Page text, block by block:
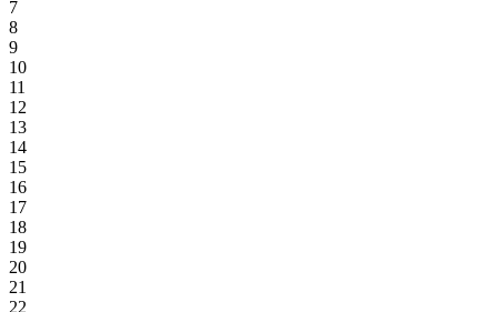
7
8
9
10
11
12
13
14
15
16
17
18
19
20
21
22